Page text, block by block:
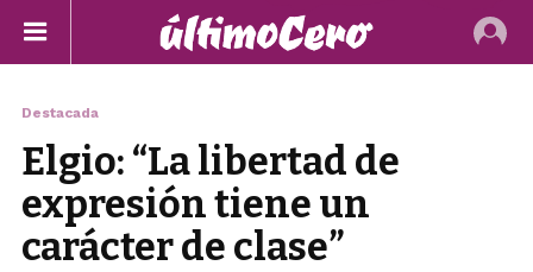
Destacada
Elgio: “La libertad de
expresión tiene un
carácter de clase”